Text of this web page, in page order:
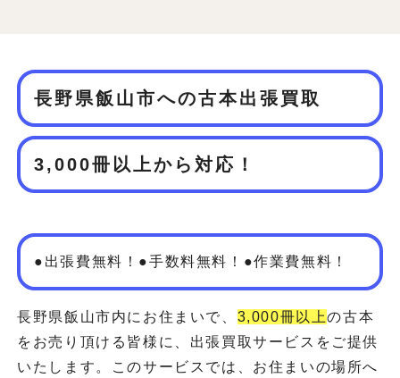
長野県飯山市への古本出張買取
3,000冊以上から対応！
●出張費無料！●手数料無料！●作業費無料！
長野県飯山市内にお住まいで、 3,000冊以上の古本
をお売り頂ける皆様に、出張買取サービスをご提供
いたします。このサービスでは、お住まいの場所へ